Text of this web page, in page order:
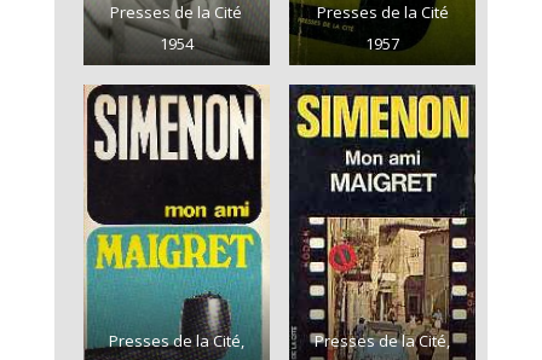
Presses de la Cité
1954
Presses de la Cité
1957
Presses de la Cité,
Presses de la Cité,